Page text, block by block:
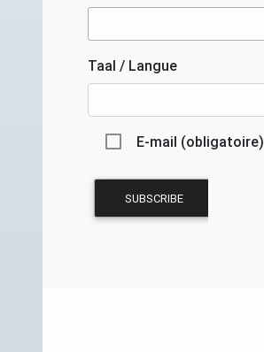
Taal / Langue
E-mail (obligatoire)